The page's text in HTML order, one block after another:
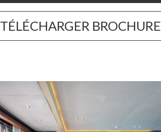
TÉLÉCHARGER BROCHURE